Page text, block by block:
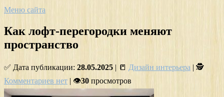
Меню сайта
Как лофт-перегородки меняют
пространство
✅ Дата публикации: 28.05.2025 | 📒 Дизайн интерьера | 🕵
Комментариев нет | 👁30 просмотров